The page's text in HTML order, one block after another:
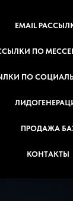
EMAIL
ПО
ПО
ПРОДАЖА
КОНТАКТЫ